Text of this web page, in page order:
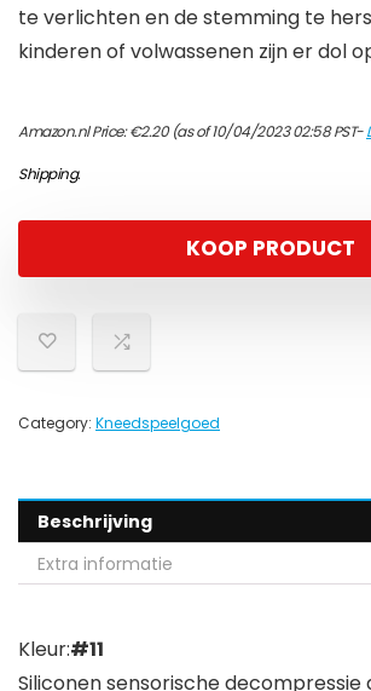
te verlichten en de stemming te
kinderen of volwassenen zijn er dol
Amazon.nl Price:€2.20(as of 10/04/2023 02:58 PST-
Shipping.
KOOP PRODUCT
Category: Kneedspeelgoed
Beschrijving
Extra informatie
Kleur:#11
Siliconen sensorische decompressie